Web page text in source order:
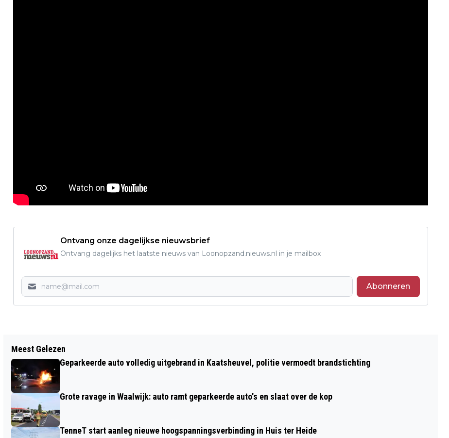
Ontvang onze dagelijkse nieuwsbrief
Ontvang dagelijks het laatste nieuws van Loonopzand.nieuws.nl in je mailbox
Abonneren
OBS DE START IN DE MOER HEEFT NOG
ÉÉN EXTRA LEERLING NODIG!
EEN UURTJE LATER IN
Meest Gelezen
Geparkeerde auto volledig uitgebrand in Kaatsheuvel, politie vermoedt brandstichting
Grote ravage in Waalwijk: auto ramt geparkeerde auto's en slaat over de kop
TenneT start aanleg nieuwe hoogspanningsverbinding in Huis ter Heide